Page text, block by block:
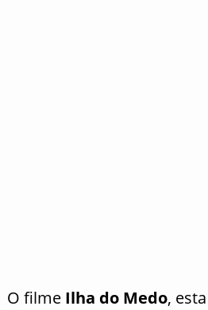
O filme Ilha do Medo,